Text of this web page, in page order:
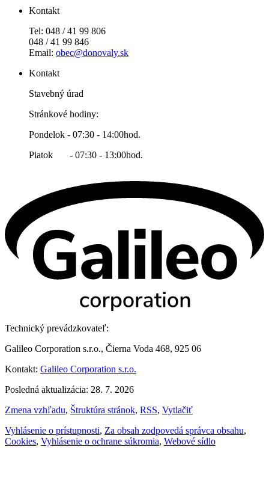
Kontakt
Tel: 048 / 41 99 806
048 / 41 99 846
Email: obec@donovaly.sk
Kontakt
Stavebný úrad
Stránkové hodiny:
Pondelok - 07:30 - 14:00hod.
Piatok - 07:30 - 13:00hod.
Technický prevádzkovateľ:
Galileo Corporation s.r.o., Čierna Voda 468, 925 06
Kontakt: Galileo Corporation s.r.o.
Posledná aktualizácia: 28. 7. 2026
Zmena vzhľadu, Štruktúra stránok, RSS, Vytlačiť
Vyhlásenie o prístupnosti, Za obsah zodpovedá správca obsahu,
Cookies, Vyhlásenie o ochrane súkromia, Webové sídlo